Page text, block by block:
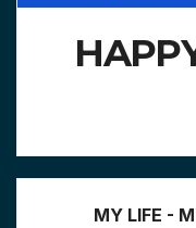
MY LIFE -